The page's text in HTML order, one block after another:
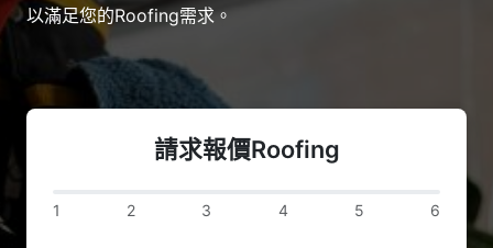
以滿足您的Roofing需求。
請求報價Roofing
1 2 3 4 5 6